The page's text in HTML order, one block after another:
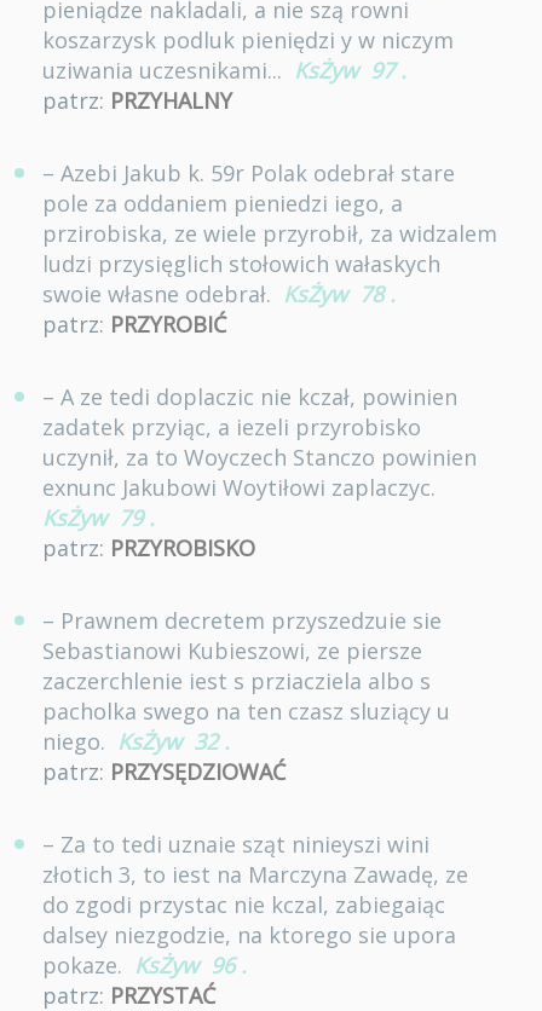
pieniądze nakladali, a nie szą rowni
koszarzysk podluk pieniędzi y w niczym
uziwania uczesnikami... KsŻyw 97 .
patrz: PRZYHALNY
– Azebi Jakub k. 59r Polak odebrał stare
pole za oddaniem pieniedzi iego, a
przirobiska, ze wiele przyrobił, za widzalem
ludzi przysięglich stołowich wałaskych
swoie własne odebrał. KsŻyw 78 .
patrz: PRZYROBIĆ
– A ze tedi doplaczic nie kczał, powinien
zadatek przyiąc, a iezeli przyrobisko
uczynił, za to Woyczech Stanczo powinien
exnunc Jakubowi Woytiłowi zaplaczyc.
KsŻyw 79 .
patrz: PRZYROBISKO
– Prawnem decretem przyszedzuie sie
Sebastianowi Kubieszowi, ze piersze
zaczerchlenie iest s prziacziela albo s
pacholka swego na ten czasz sluziący u
niego. KsŻyw 32 .
patrz: PRZYSĘDZIOWAĆ
– Za to tedi uznaie sząt ninieyszi wini
złotich 3, to iest na Marczyna Zawadę, ze
do zgodi przystac nie kczal, zabiegaiąc
dalsey niezgodzie, na ktorego sie upora
pokaze. KsŻyw 96 .
patrz: PRZYSTAĆ